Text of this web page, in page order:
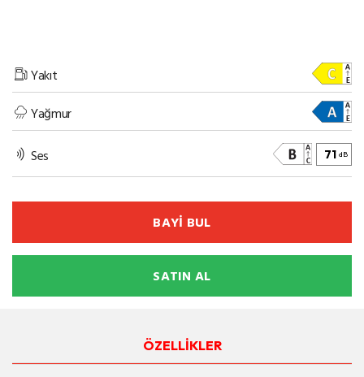
Yakıt
Yağmur
Ses 71 dB
BAYİ BUL
SATIN AL
ÖZELLİKLER